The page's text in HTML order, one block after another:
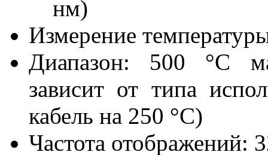
нм)
Измерение
Диапазон: 500 °C
зависит от типа
кабель на 250 °C)
Частота отображений: